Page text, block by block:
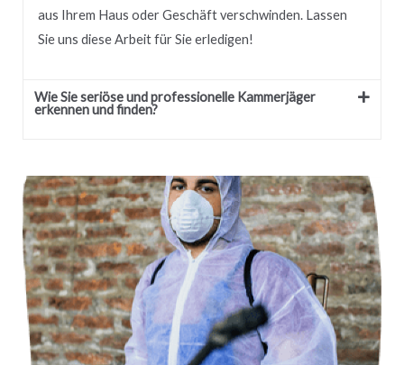
aus Ihrem Haus oder Geschäft verschwinden. Lassen
Sie uns diese Arbeit für Sie erledigen!
Wie Sie seriöse und professionelle Kammerjäger
erkennen und finden?